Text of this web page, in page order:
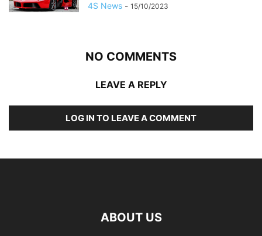
4S News - 15/10/2023
NO COMMENTS
LEAVE A REPLY
LOG IN TO LEAVE A COMMENT
ABOUT US